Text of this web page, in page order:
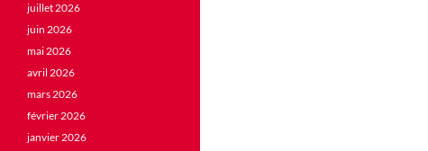
juillet 2026
juin 2026
mai 2026
avril 2026
mars 2026
février 2026
janvier 2026